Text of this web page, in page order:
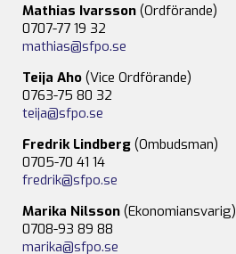
Mathias Ivarsson (Ordförande)
0707-77 19 32
mathias@sfpo.se
Teija Aho (Vice Ordförande)
0763-75 80 32
teija@sfpo.se
Fredrik Lindberg (Ombudsman)
0705-70 41 14
fredrik@sfpo.se
Marika Nilsson (Ekonomiansvarig)
0708-93 89 88
marika@sfpo.se